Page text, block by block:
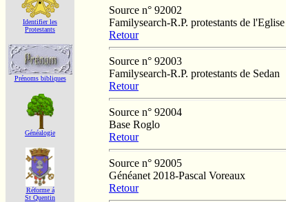
Identifier les
Protestants
Prénoms bibliques
Généalogie
Réforme á
St Quentin
Source n° 92002
Familysearch-R.P. protestants de
Retour
Source n° 92003
Familysearch-R.P. protestants de Sedan
Retour
Source n° 92004
Base Roglo
Retour
Source n° 92005
Généanet 2018-Pascal Voreaux
Retour